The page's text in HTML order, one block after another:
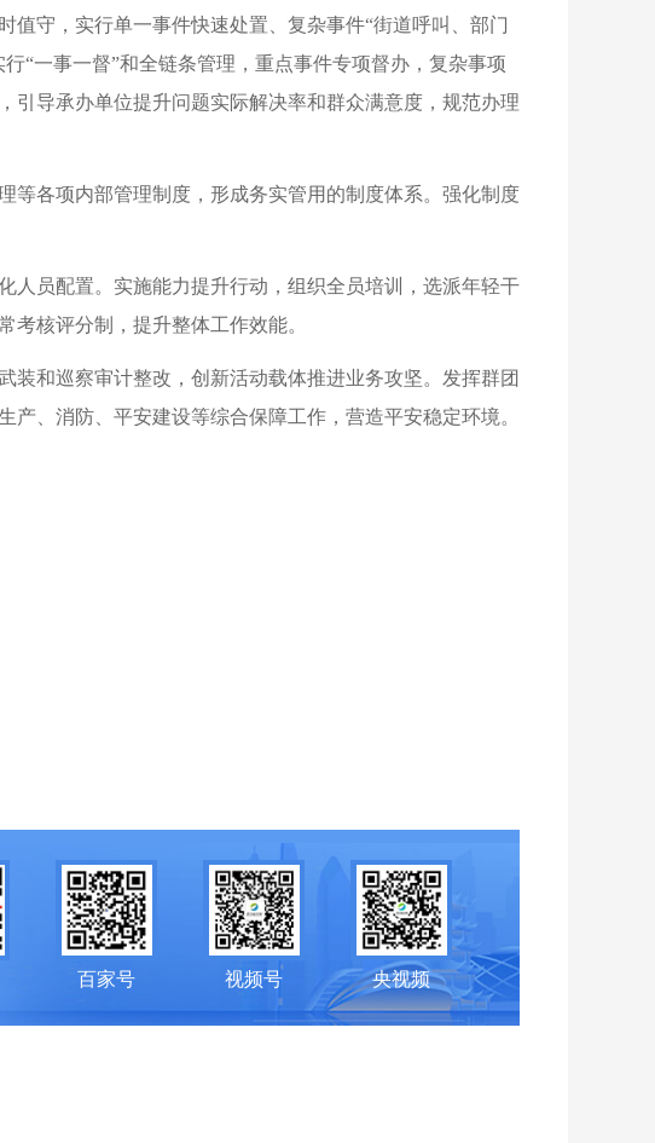
值守，实行单一事件快速处置、复杂事件“街道呼叫、部门
“一事一督”和全链条管理，重点事件专项督办，复杂事项
引导承办单位提升问题实际解决率和群众满意度，规范办理
等各项内部管理制度，形成务实管用的制度体系。强化制度
人员配置。实施能力提升行动，组织全员培训，选派年轻干
核评分制，提升整体工作效能。
装和巡察审计整改，创新活动载体推进业务攻坚。发挥群团
、消防、平安建设等综合保障工作，营造平安稳定环境。
百家号 视频号 央视频